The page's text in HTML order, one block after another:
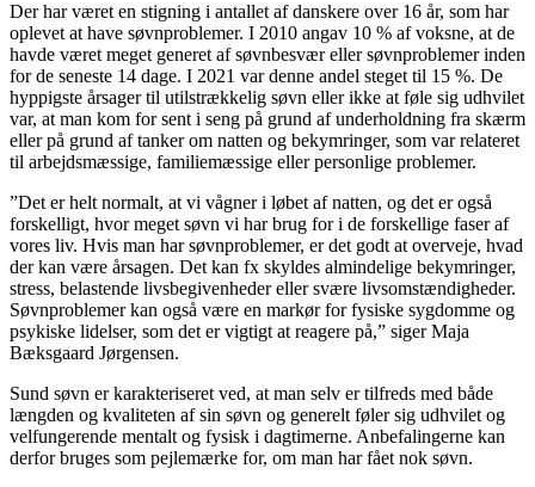
Der har været en stigning i antallet af danskere over 16 år, som har
oplevet at have søvnproblemer. I 2010 angav 10 % af voksne, at de
havde været meget generet af søvnbesvær eller søvnproblemer inden
for de seneste 14 dage. I 2021 var denne andel steget til 15 %. De
hyppigste årsager til utilstrækkelig søvn eller ikke at føle sig udhvilet
var, at man kom for sent i seng på grund af underholdning fra skærm
eller på grund af tanker om natten og bekymringer, som var relateret
til arbejdsmæssige, familiemæssige eller personlige problemer.
”Det er helt normalt, at vi vågner i løbet af natten, og det er også
forskelligt, hvor meget søvn vi har brug for i de forskellige faser af
vores liv. Hvis man har søvnproblemer, er det godt at overveje, hvad
der kan være årsagen. Det kan fx skyldes almindelige bekymringer,
stress, belastende livsbegivenheder eller svære livsomstændigheder.
Søvnproblemer kan også være en markør for fysiske sygdomme og
psykiske lidelser, som det er vigtigt at reagere på,” siger Maja
Bæksgaard Jørgensen.
Sund søvn er karakteriseret ved, at man selv er tilfreds med både
længden og kvaliteten af sin søvn og generelt føler sig udhvilet og
velfungerende mentalt og fysisk i dagtimerne. Anbefalingerne kan
derfor bruges som pejlemærke for, om man har fået nok søvn.